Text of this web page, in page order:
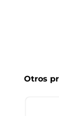
Otros